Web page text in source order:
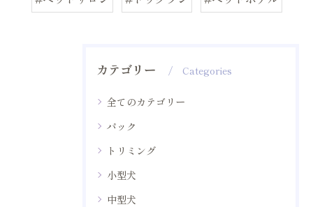
カテゴリー Categories
全てのカテゴリー
パック
トリミング
小型犬
中型犬